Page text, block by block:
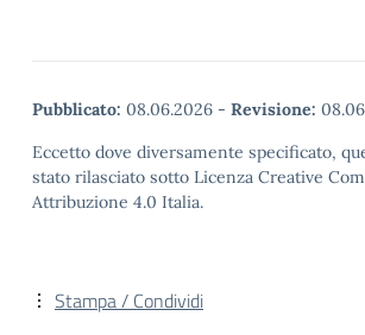
Pubblicato: 08.06.2026 - Revisione:
Eccetto dove diversamente specificato,
stato rilasciato sotto Licenza Creative
Attribuzione 4.0 Italia.
Stampa / Condividi